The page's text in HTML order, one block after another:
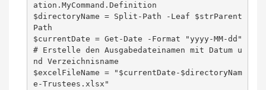
ation.MyCommand.Definition
$directoryName = Split-Path -Leaf $strParent
Path
$currentDate = Get-Date -Format "yyyy-MM-dd"
# Erstelle den Ausgabedateinamen mit Datum u
nd Verzeichnisname
$excelFileName = "$currentDate-$directoryNam
e-Trustees.xlsx"